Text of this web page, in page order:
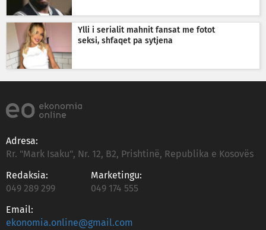
Ylli i serialit mahnit fansat me fotot
seksi, shfaqet pa sytjena
Adresa:
Rr. "Mark Isaku", Nr. 12, B2, Prishtinë, Republika e Kosovës
Redaksia:
049 289 299
Marketingu:
049 174 555
Email:
ekonomia.online@gmail.com